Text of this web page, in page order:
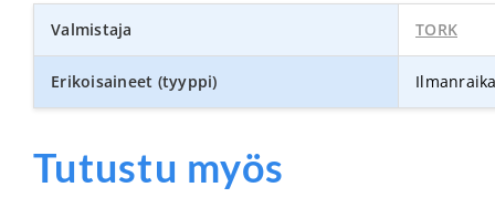
Valmistaja TORK
Erikoisaineet (tyyppi)
Tutustu myös